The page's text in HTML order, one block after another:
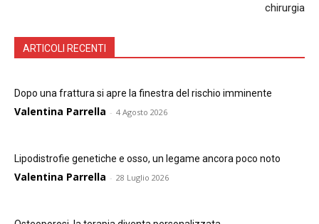
chirurgia
ARTICOLI RECENTI
Dopo una frattura si apre la finestra del rischio imminente
Valentina Parrella - 4 Agosto 2026
Lipodistrofie genetiche e osso, un legame ancora poco noto
Valentina Parrella - 28 Luglio 2026